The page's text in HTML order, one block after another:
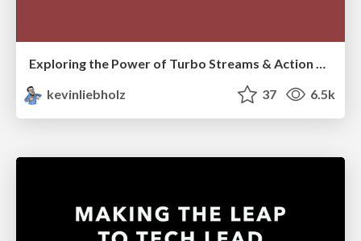
Exploring the Power of Turbo Streams & Action Cable | RailsConf2023
kevinliebholz
37 6.5k